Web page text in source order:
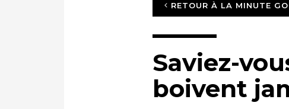
RETOUR À LA MINUTE
Saviez-
boivent